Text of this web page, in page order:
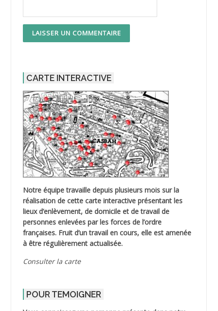
CARTE INTERACTIVE
Notre équipe travaille depuis plusieurs mois sur la
réalisation de cette carte interactive présentant les
lieux d’enlèvement, de domicile et de travail de
personnes enlevées par les forces de l’ordre
françaises. Fruit d’un travail en cours, elle est amenée
à être régulièrement actualisée.
Consulter la carte
POUR TEMOIGNER